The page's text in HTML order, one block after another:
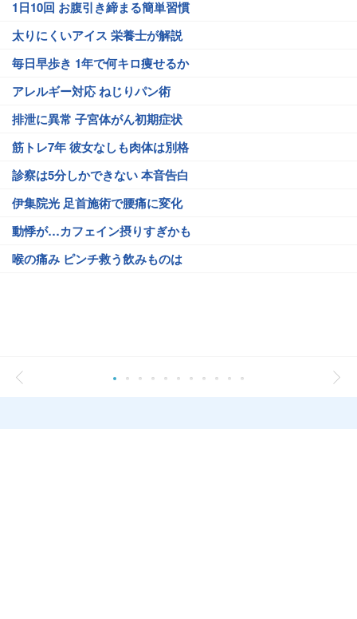
1日10回 お腹引き締まる簡単習慣
太りにくいアイス 栄養士が解説
毎日早歩き 1年で何キロ痩せるか
アレルギー対応 ねじりパン術
排泄に異常 子宮体がん初期症状
筋トレ7年 彼女なしも肉体は別格
診察は5分しかできない 本音告白
伊集院光 足首施術で腰痛に変化
動悸が…カフェイン摂りすぎかも
喉の痛み ピンチ救う飲みものは